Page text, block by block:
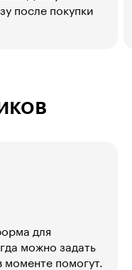
после покупки
для
можно задать
моменте помогут.